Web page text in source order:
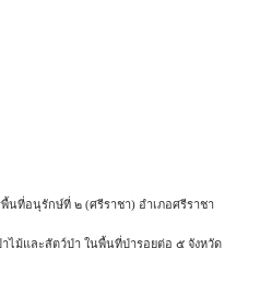
ที่อนุรักษ์ที่ ๒ (ศรีราชา) อำเภอศรีราชา
ไม้และสัตว์ป่า ในพื้นที่ป่ารอยต่อ ๕ จังหวัด